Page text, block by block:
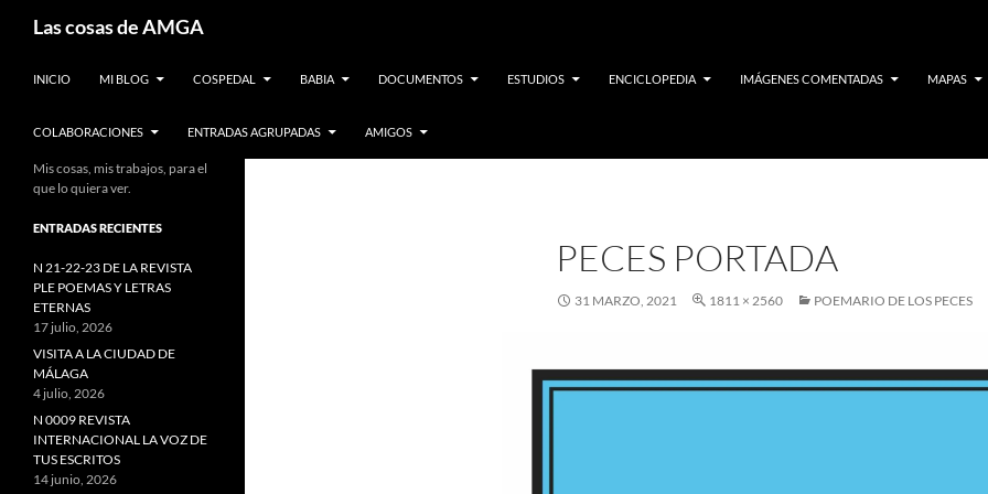
Las cosas de AMGA
INICIO MI BLOG COSPEDAL BABIA DOCUMENTOS ESTUDIOS ENCICLOPEDIA IMÁGENES COMENTADAS MAPAS
COLABORACIONES ENTRADAS AGRUPADAS AMIGOS
PECES PORTADA
31 MARZO, 2021 1811 × 2560 POEMARIO DE LOS PECES
Mis cosas, mis trabajos, para el
que lo quiera ver.
ENTRADAS RECIENTES
N 21-22-23 DE LA REVISTA
PLE POEMAS Y LETRAS
ETERNAS
17 julio, 2026
VISITA A LA CIUDAD DE
MÁLAGA
4 julio, 2026
N 0009 REVISTA
INTERNACIONAL LA VOZ DE
TUS ESCRITOS
14 junio, 2026